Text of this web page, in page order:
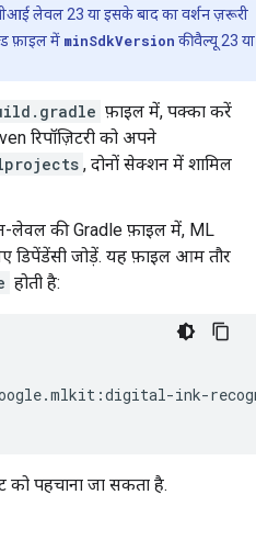
लेवल 23 या इसके बाद का वर्शन ज़रूरी
फ़ाइल में minSdkVersion की वैल्यू 23 या
फ़ाइल में, पक्का करें
रिपॉज़िटरी को अपने
, दोनों सेक्शन में शामिल
लेवल की Gradle फ़ाइल में, ML
डिपेंडेंसी जोड़ें. यह फ़ाइल आम तौर
होती है:
.mlkit :digital-ink-
पहचाना जा सकता है.